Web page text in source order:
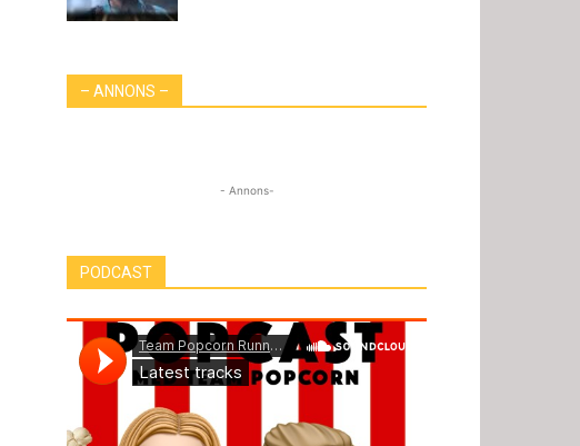
– ANNONS –
- Annons-
PODCAST